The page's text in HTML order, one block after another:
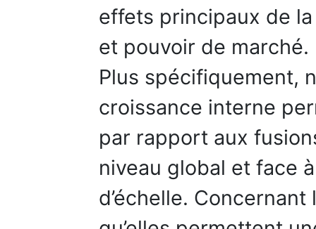
effets principaux de
et pouvoir de marché.
Plus spécifiquement,
croissance interne
par rapport aux
niveau global et face
d’échelle.